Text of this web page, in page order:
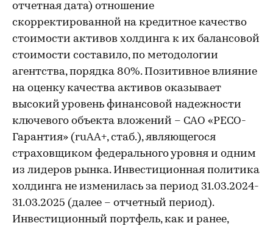
отчетная дата) отношение
скорректированной на кредитное качество
стоимости активов холдинга к их балансовой
стоимости составило, по методологии
агентства, порядка 80%. Позитивное влияние
на оценку качества активов оказывает
высокий уровень финансовой надежности
ключевого объекта вложений – САО «РЕСО-
Гарантия» (ruAA+, стаб.), являющегося
страховщиком федерального уровня и одним
из лидеров рынка. Инвестиционная политика
холдинга не изменилась за период 31.03.2024-
31.03.2025 (далее – отчетный период).
Инвестиционный портфель, как и ранее,